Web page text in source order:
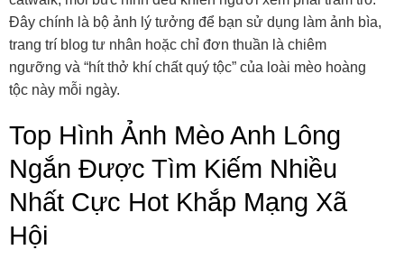
Đây chính là bộ ảnh lý tưởng để bạn sử dụng làm ảnh bìa,
trang trí blog tư nhân hoặc chỉ đơn thuần là chiêm
ngưỡng và “hít thở khí chất quý tộc” của loài mèo hoàng
tộc này mỗi ngày.
Top Hình Ảnh Mèo Anh Lông
Ngắn Được Tìm Kiếm Nhiều
Nhất Cực Hot Khắp Mạng Xã
Hội